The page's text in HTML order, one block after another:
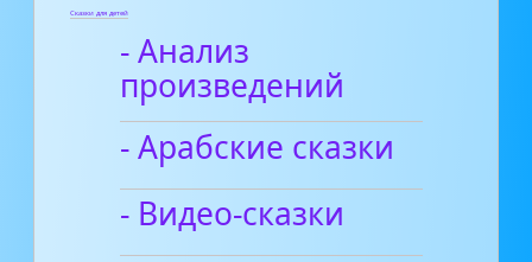
Сказки для детей
- Анализ
произведений
- Арабские сказки
- Видео-сказки